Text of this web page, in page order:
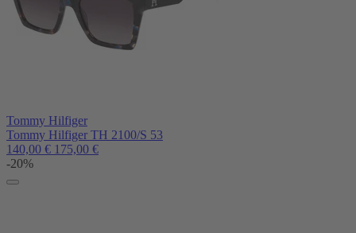
Tommy Hilfiger
Tommy Hilfiger TH 2100/S 53
140,00 € 175,00 €
-20%